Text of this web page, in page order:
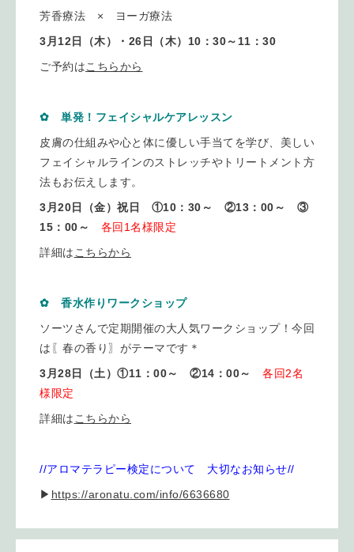
芳香療法 × ヨーガ療法
3月12日（木）・26日（木）10：30～11：30
ご予約はこちらから
✿ 単発！フェイシャルケアレッスン
皮膚の仕組みや心と体に優しい手当てを学び、美しい
フェイシャルラインのストレッチやトリートメント方
法もお伝えします。
3月20日（金）祝日 ①10：30～ ②13：00～ ③
15：00～
各回1名様限定
詳細は こちらから
✿ 香水作りワークショップ
ソーツさんで定期開催の大人気ワークショップ！今回
は〖春の香り〗がテーマです＊
3月28日（土）①11：00～ ②14：00～
各回2名
様限定
詳細は こちらから
//アロマテラピー検定について 大切なお知らせ//
▶ https://aronatu.com/info/6636680